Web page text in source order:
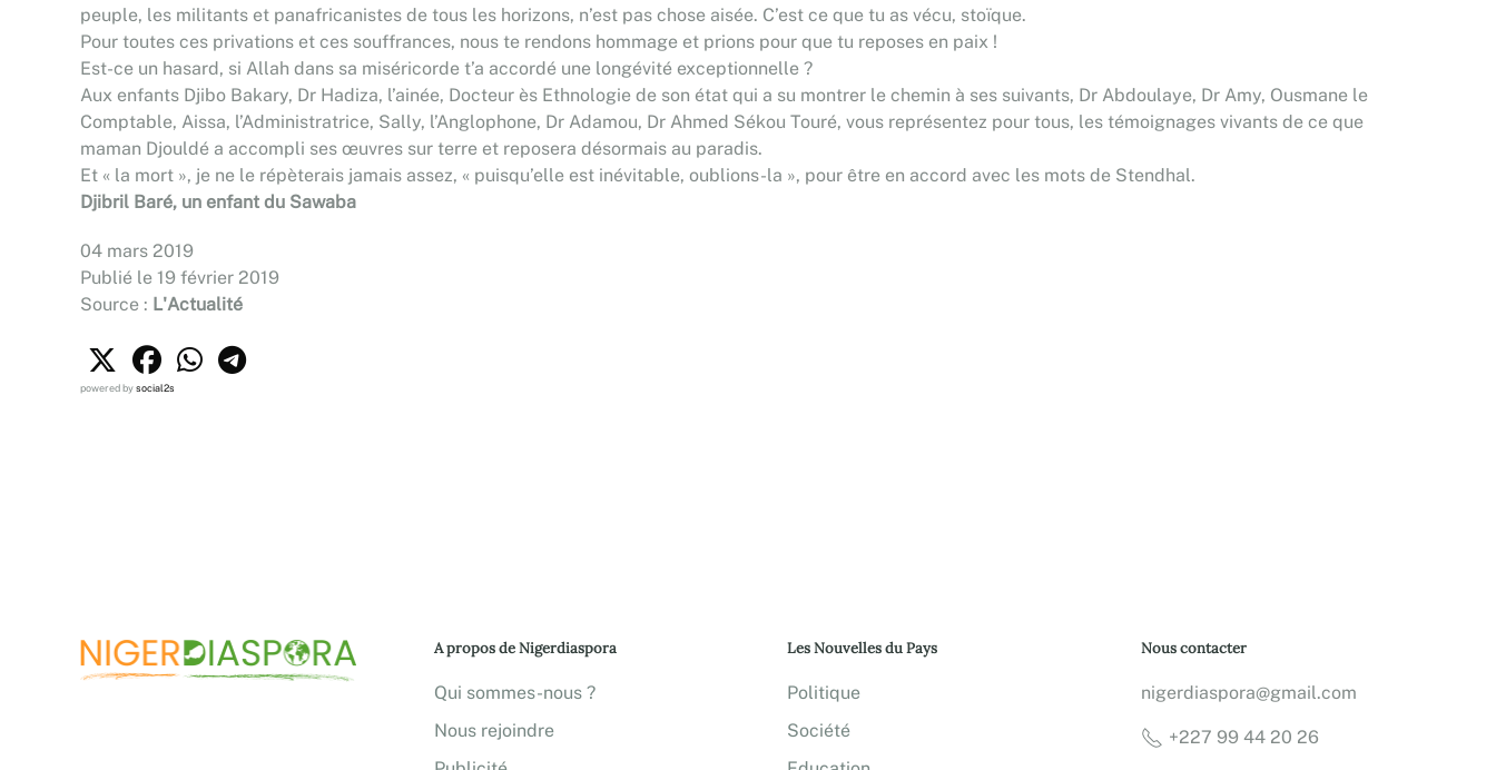
peuple, les militants et panafricanistes de tous les horizons, n’est pas chose aisée. C’est ce que tu as vécu, stoïque.
Pour toutes ces privations et ces souffrances, nous te rendons hommage et prions pour que tu reposes en paix !
Est-ce un hasard, si Allah dans sa miséricorde t’a accordé une longévité exceptionnelle ?
Aux enfants Djibo Bakary, Dr Hadiza, l’ainée, Docteur ès Ethnologie de son état qui a su montrer le chemin à ses suivants, Dr Abdoulaye, Dr Amy, Ousmane le
Comptable, Aissa, l’Administratrice, Sally, l’Anglophone, Dr Adamou, Dr Ahmed Sékou Touré, vous représentez pour tous, les témoignages vivants de ce que
maman Djouldé a accompli ses œuvres sur terre et reposera désormais au paradis.
Et « la mort », je ne le répèterais jamais assez, « puisqu’elle est inévitable, oublions-la », pour être en accord avec les mots de Stendhal.
Djibril Baré, un enfant du Sawaba
04 mars 2019
Publié le 19 février 2019
Source : L'Actualité
powered bysocial2s
A propos de Nigerdiaspora
Qui sommes-nous ?
Nous rejoindre
Les Nouvelles du Pays
Politique
Société
Nous contacter
nigerdiaspora@gmail.com
+227 99 44 20 26